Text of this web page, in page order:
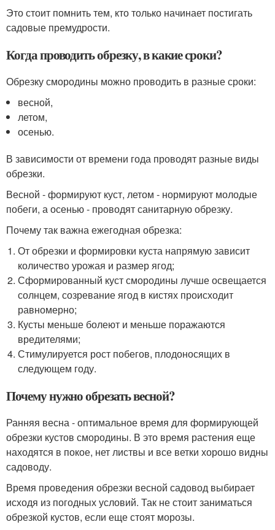
Это стоит помнить тем, кто только начинает постигать
садовые премудрости.
Когда проводить обрезку, в какие сроки?
Обрезку смородины можно проводить в разные сроки:
весной,
летом,
осенью.
В зависимости от времени года проводят разные виды
обрезки.
Весной - формируют куст, летом - нормируют молодые
побеги, а осенью - проводят санитарную обрезку.
Почему так важна ежегодная обрезка:
От обрезки и формировки куста напрямую зависит
количество урожая и размер ягод;
Сформированный куст смородины лучше освещается
солнцем, созревание ягод в кистях происходит
равномерно;
Кусты меньше болеют и меньше поражаются
вредителями;
Стимулируется рост побегов, плодоносящих в
следующем году.
Почему нужно обрезать весной?
Ранняя весна - оптимальное время для формирующей
обрезки кустов смородины. В это время растения еще
находятся в покое, нет листвы и все ветки хорошо видны
садоводу.
Время проведения обрезки весной садовод выбирает
исходя из погодных условий. Так не стоит заниматься
обрезкой кустов, если еще стоят морозы.